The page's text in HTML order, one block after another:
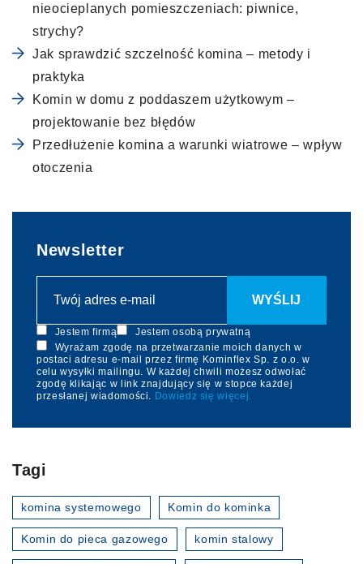
nieocieplanych pomieszczeniach: piwnice,
strychy?
Jak sprawdzić szczelność komina – metody i
praktyka
Komin w domu z poddaszem użytkowym –
projektowanie bez błędów
Przedłużenie komina a warunki wiatrowe – wpływ
otoczenia
Newsletter
Jestem firmą
Jestem osobą prywatną
Wyrażam zgodę na przetwarzanie moich danych w
postaci adresu e-mail przez firmę Kominflex Sp. z o.o. w
celu wysyłki mailingu. W każdej chwili możesz odwołać
zgodę klikając w link znajdujący się w stopce każdej
przesłanej wiadomości. Dowiedz się więcej.
Tagi
komina systemowego Komin do kominka
Komin do pieca gazowego komin stalowy